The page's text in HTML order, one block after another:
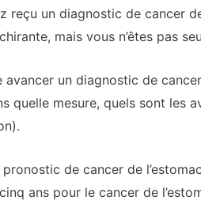
reçu un diagnostic de cancer
mais vous n’êtes pas
avancer un diagnostic de
quelle mesure, quels sont
de cancer de
ans pour le cancer de